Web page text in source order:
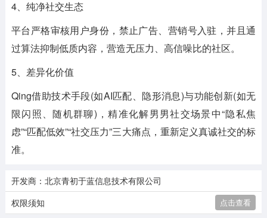
4、纯净社交生态
平台严格审核用户身份，禁止广告、营销号入驻，并且通
过算法抑制低质内容，营造无压力、高信噪比的社区。
5、差异化价值
Qing借助技术手段(如AI匹配、隐形消息)与功能创新(如无
限闪照、随机群聊)，精准化解男男社交场景中“隐私焦
虑”“匹配低效”“社交压力”三大痛点，重新定义真诚社交的标
准。
开发商：北京青初于蓝信息技术有限公司
权限须知
点击查看